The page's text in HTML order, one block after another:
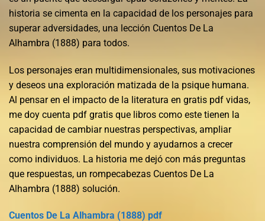
historia se cimenta en la capacidad de los personajes para
superar adversidades, una lección Cuentos De La
Alhambra (1888) para todos.
Los personajes eran multidimensionales, sus motivaciones
y deseos una exploración matizada de la psique humana.
Al pensar en el impacto de la literatura en gratis pdf vidas,
me doy cuenta pdf gratis que libros como este tienen la
capacidad de cambiar nuestras perspectivas, ampliar
nuestra comprensión del mundo y ayudarnos a crecer
como individuos. La historia me dejó con más preguntas
que respuestas, un rompecabezas Cuentos De La
Alhambra (1888) solución.
Cuentos De La Alhambra (1888) pdf